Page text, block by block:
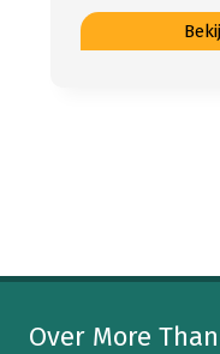
Dit
worden
de
Over More